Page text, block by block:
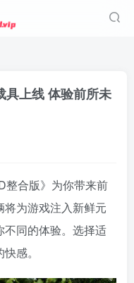
具上线 体验前所未
整合版》为你带来前
为游戏注入新鲜元
同的体验。选择适
感。